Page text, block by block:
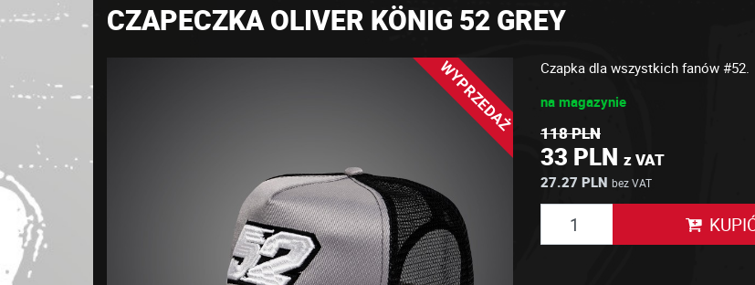
CZAPECZKA OLIVER KÖNIG 52 GREY
WYPRZEDAŻ
Czapka dla wszystkich fanów #52.
na magazynie
118 PLN
33 PLN z VAT
27.27 PLN bez VAT